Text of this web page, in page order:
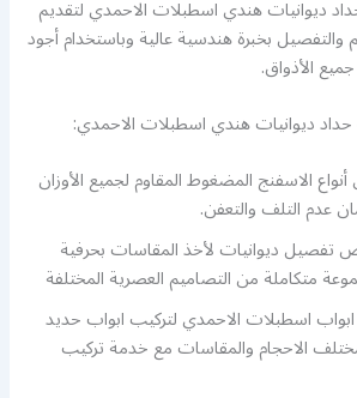
ديوانيات هندي اسطبلات الاحمدي لتقديم
بخبرة هندسية عالية وباستخدام أجود
الأذواق.
ديوانيات هندي اسطبلات الاحمدي:
الاسفنج المضغوط المقاوم لجميع الأوزان
عدم التلف والتعفن.
ديوانيات لأخذ المقاسات بحرفية
متكاملة من التصاميم العصرية المختلفة
ابواب اسطبلات الاحمدي لتركيب ابواب حديد
الاحجام والمقاسات مع خدمة تركيب